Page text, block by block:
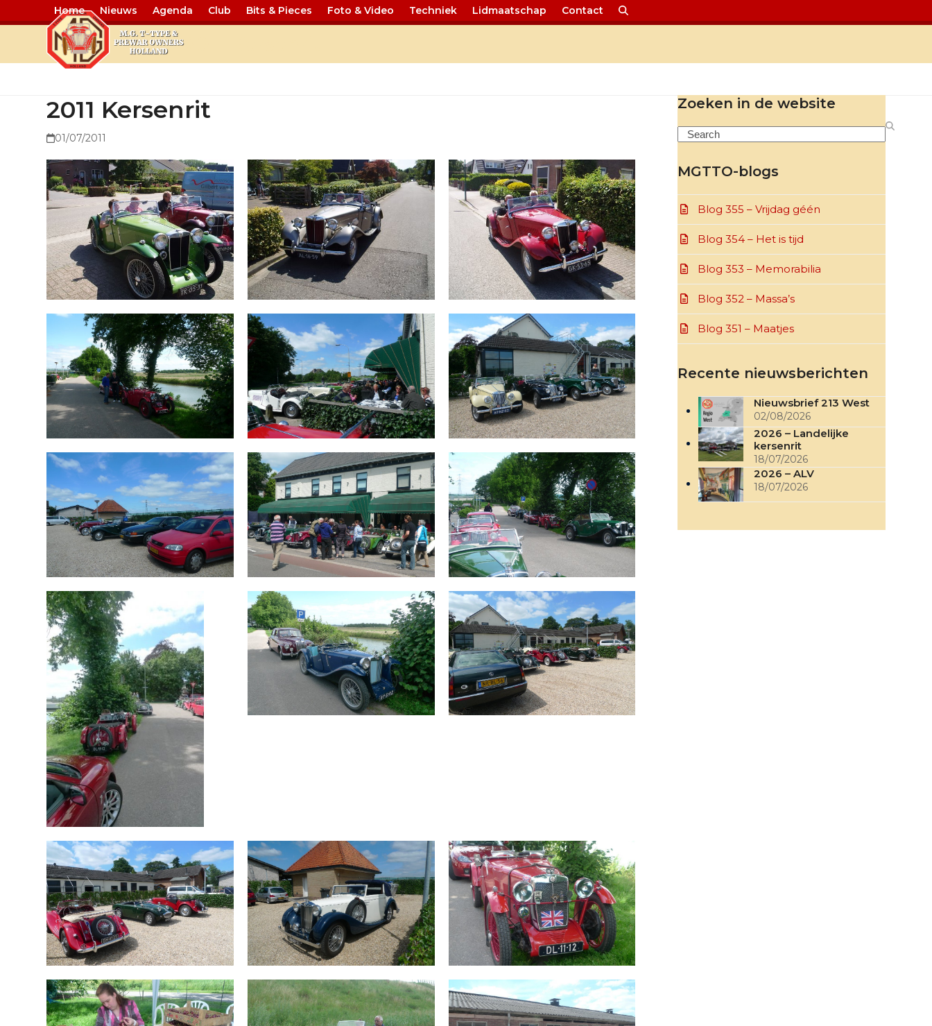
Home Nieuws Agenda Club Bits & Pieces Foto & Video Techniek Lidmaatschap Contact
2011 Kersenrit
01/07/2011
Zoeken in de website
Search
MGTTO-blogs
Blog 355 – Vrijdag géén
Blog 354 – Het is tijd
Blog 353 – Memorabilia
Blog 352 – Massa’s
Blog 351 – Maatjes
Recente nieuwsberichten
Nieuwsbrief 213 West
02/08/2026
2026 – Landelijke
kersenrit
18/07/2026
2026 – ALV
18/07/2026